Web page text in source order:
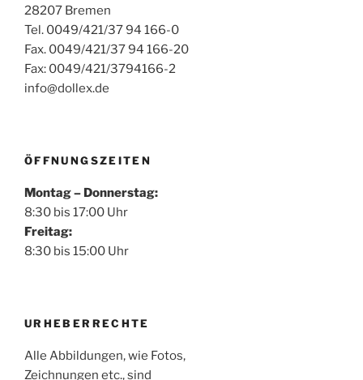
28207 Bremen
Tel. 0049/421/37 94 166-0
Fax. 0049/421/37 94 166-20
Fax: 0049/421/3794166-2
info@dollex.de
ÖFFNUNGSZEITEN
Montag – Donnerstag:
8:30 bis 17:00 Uhr
Freitag:
8:30 bis 15:00 Uhr
URHEBERRECHTE
Alle Abbildungen, wie Fotos,
Zeichnungen etc., sind